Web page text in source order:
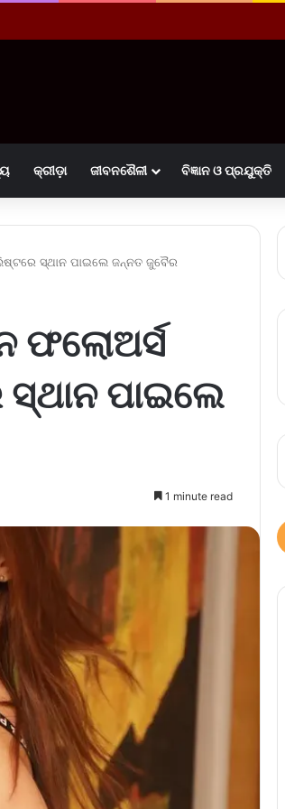
କ୍ରୀଡ଼ା ଜୀବନଶୈଳୀ ବିଜ୍ଞାନ ଓ ପ୍ରଯୁକ୍ତି
ସ୍ଥାନ ପାଇଲେ ଜନ୍ନତ ଜୁବୈର
ଫଲୋଅର୍ସ
ପାଇଲେ
1 minute read